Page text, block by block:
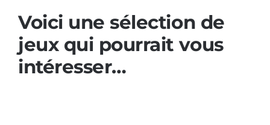
Voici une sélection de
jeux qui pourrait vous
intéresser…